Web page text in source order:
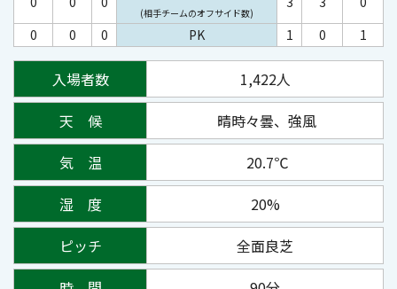
(相手チームのオフサイド数)
0
0 0 PK 1 0 1
入場者数 1,422人
天 候
晴時々曇、強風
気 温
20.7℃
湿 度
20%
ピッチ
全面良芝